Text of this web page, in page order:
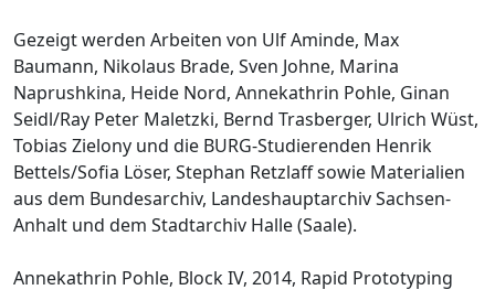
Gezeigt werden Arbeiten von Ulf Aminde, Max
Baumann, Nikolaus Brade, Sven Johne, Marina
Naprushkina, Heide Nord, Annekathrin Pohle, Ginan
Seidl/Ray Peter Maletzki, Bernd Trasberger, Ulrich Wüst,
Tobias Zielony und die BURG-Studierenden Henrik
Bettels/Soﬁa Löser, Stephan Retzlaff sowie Materialien
aus dem Bundesarchiv, Landeshauptarchiv Sachsen-
Anhalt und dem Stadtarchiv Halle (Saale).
Annekathrin Pohle, Block IV, 2014, Rapid Prototyping